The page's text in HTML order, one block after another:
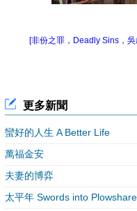
[非份之罪，Deadly Sins，
更多新聞
蠻好的人生 A Better Life
萬福金安
夫妻的博弈
太平年 Swords into